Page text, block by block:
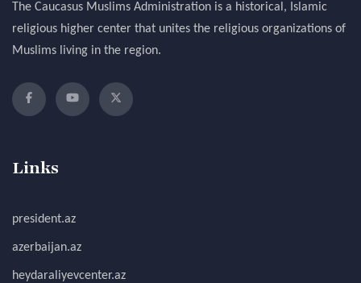
The Caucasus Muslims Administration is a historical, Islamic
religious higher center that unites the religious organizations of
Muslims living in the region.
Links
president.az
azerbaijan.az
heydaraliyevcenter.az